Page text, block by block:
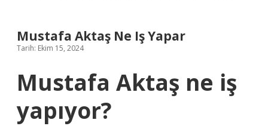
Mustafa Aktaş Ne Iş Yapar
Tarih: Ekim 15, 2024
Mustafa Aktaş ne iş
yapıyor?